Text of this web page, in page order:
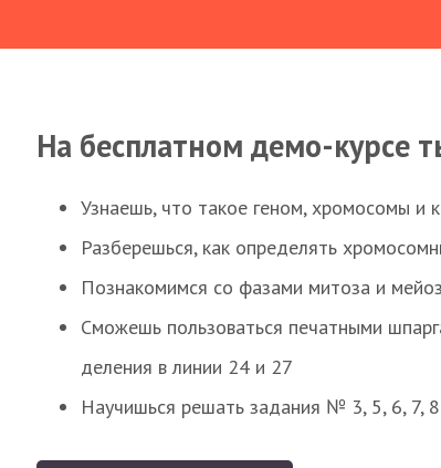
На бесплатном демо-курсе
Узнаешь, что такое геном, хромосомы и
Разберешься, как определять
Познакомимся со фазами митоза и
Сможешь пользоваться печатными
деления в линии 24 и 27
Научишься решать задания № 3, 5, 6, 7,